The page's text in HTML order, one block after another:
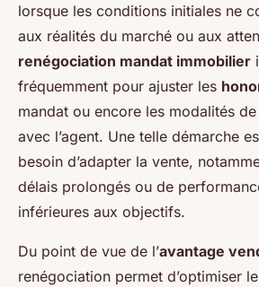
lorsque les conditions initiales ne
aux réalités du marché ou aux
renégociation mandat immobilier
fréquemment pour ajuster les
mandat ou encore les modalités
avec l’agent. Une telle démarche
besoin d’adapter la vente,
délais prolongés ou de
inférieures aux objectifs.
Du point de vue de l’avantage
renégociation permet d’optimiser